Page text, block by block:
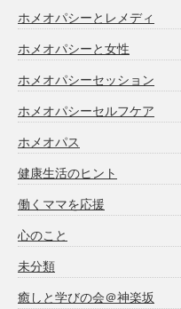
ホメオパシーとレメディ
ホメオパシーと女性
ホメオパシーセッション
ホメオパシーセルフケア
ホメオパス
健康生活のヒント
働くママを応援
心のこと
未分類
癒しと学びの会＠神楽坂